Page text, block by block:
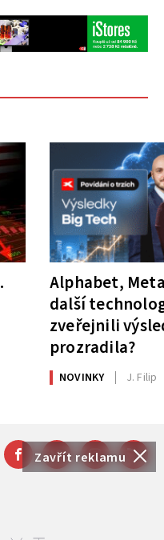
Zavřít reklamu
Alphabet,
další
zveřejnili
prozradila?
NOVINKY J. Filip